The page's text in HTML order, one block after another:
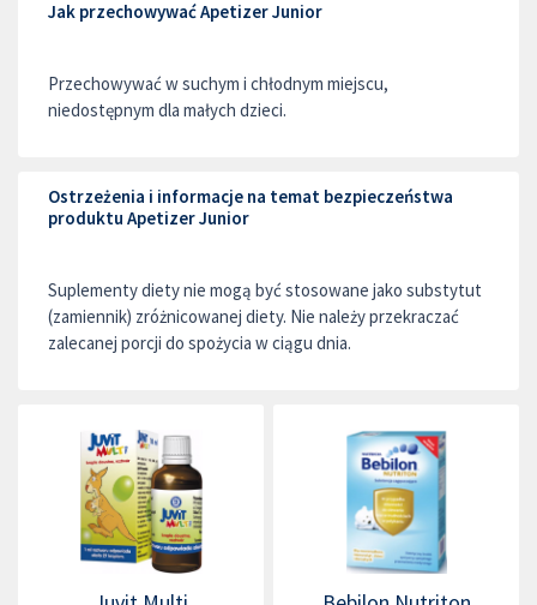
Jak przechowywać Apetizer Junior
Przechowywać w suchym i chłodnym miejscu,
niedostępnym dla małych dzieci.
Ostrzeżenia i informacje na temat bezpieczeństwa
produktu Apetizer Junior
Suplementy diety nie mogą być stosowane jako substytut
(zamiennik) zróżnicowanej diety. Nie należy przekraczać
zalecanej porcji do spożycia w ciągu dnia.